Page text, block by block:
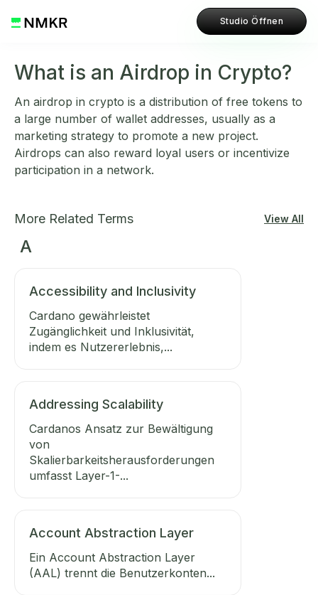
Studio Öffnen
What is an Airdrop in Crypto?
An airdrop in crypto is a distribution of free tokens to
a large number of wallet addresses, usually as a
marketing strategy to promote a new project.
Airdrops can also reward loyal users or incentivize
participation in a network.
More Related Terms View All
A
Accessibility and Inclusivity
Cardano gewährleistet
Zugänglichkeit und Inklusivität,
indem es Nutzererlebnis,...
Addressing Scalability
Cardanos Ansatz zur Bewältigung
von
Skalierbarkeitsherausforderungen
umfasst Layer-1-...
Account Abstraction Layer
Ein Account Abstraction Layer
(AAL) trennt die Benutzerkonten...